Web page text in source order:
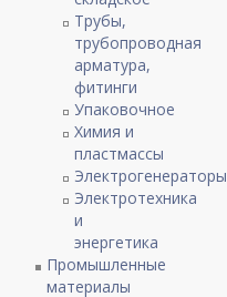
Трубы,
трубопроводная
арматура,
фитинги
Упаковочное
Химия и
пластмассы
Электрогенераторы
Электротехника
и
энергетика
Промышленные
материалы